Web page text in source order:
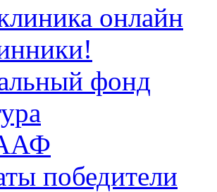
онлайн
фонд
победители